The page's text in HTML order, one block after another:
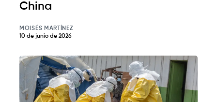
China
MOISÉS MARTÍNEZ
10 de junio de 2026